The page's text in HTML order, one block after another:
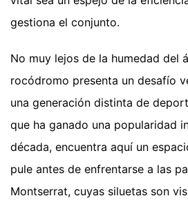
gestiona el conjunto.
No muy lejos de la humedad del
rocódromo presenta un desafío
una generación distinta de
que ha ganado una popularidad
década, encuentra aquí un
pule antes de enfrentarse a las
Montserrat, cuyas siluetas son